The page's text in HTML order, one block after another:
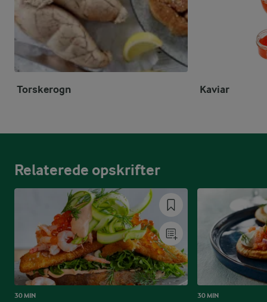
Torskerogn Kaviar
Relaterede opskrifter
30 MIN 30 MIN